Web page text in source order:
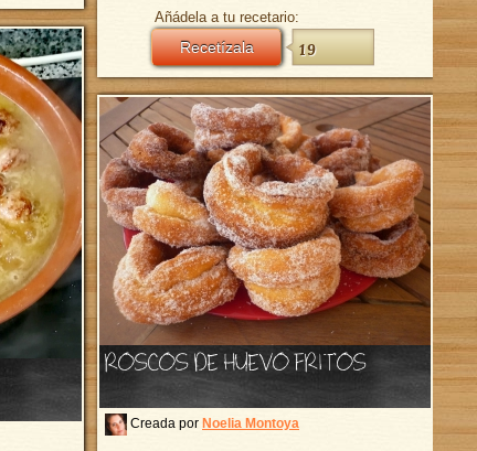
Añádela a tu recetario:
Recetízala 19
ROSCOS DE HUEVO FRITOS
Creada por Noelia Montoya